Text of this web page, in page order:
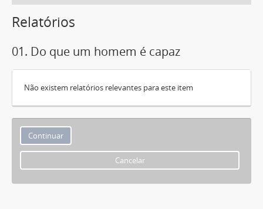
Relatórios
01. Do que um homem é capaz
Não existem relatórios relevantes para este item
Cancelar